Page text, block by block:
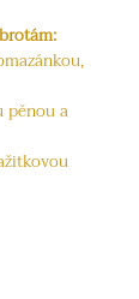
pěnou a